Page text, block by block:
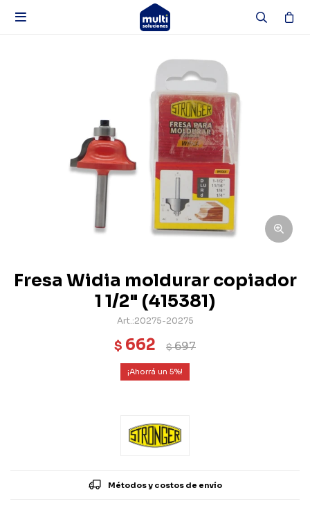

Fresa Widia moldurar copiador
1 1/2" (415381)
20275-20275
$ 662 $697
5
Métodos y costos de envío